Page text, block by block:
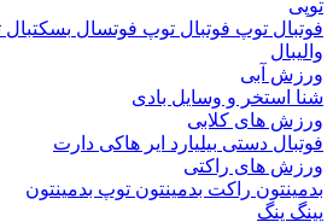
توپ فوتبالتوپ فوتسالبسکتبالتوپ
آبی
و وسایل بادی
های کلابی
دستیبیلیاردایر هاکیدارت
های راکتی
راکت بدمینتونتوپ بدمینتون
پنگ